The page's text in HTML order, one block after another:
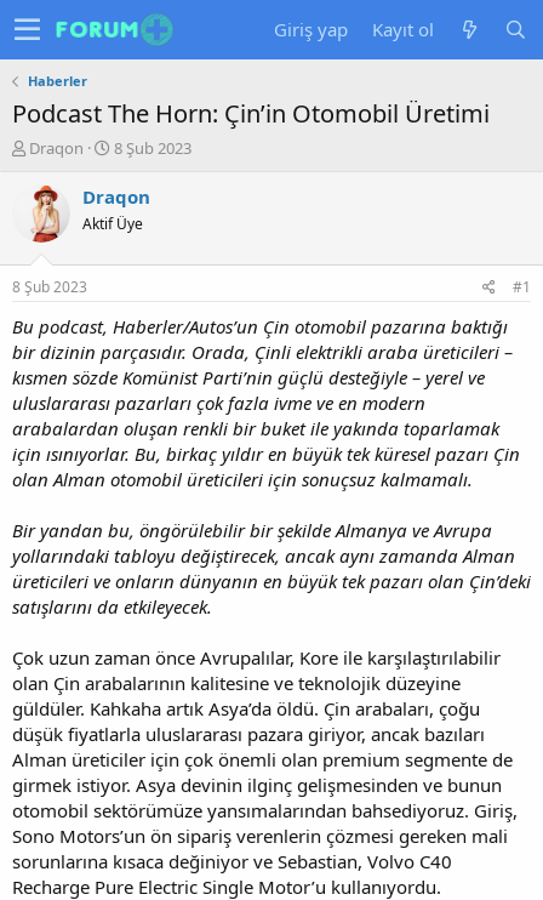
Giriş yap Kayıt ol
Haberler
Podcast The Horn: Çin’in Otomobil Üretimi
K
n
u
y
b
a
ş
a
t
a
n
Draqon
B
ş
l
a
ç
a
r
i
h
i
8 Şub 2023
Draqon
Aktif Üye
8 Şub 2023 #1
Bu podcast, Haberler/Autos’un Çin otomobil pazarına baktığı
bir dizinin parçasıdır. Orada, Çinli elektrikli araba üreticileri –
kısmen sözde Komünist Parti’nin güçlü desteğiyle – yerel ve
uluslararası pazarları çok fazla ivme ve en modern
arabalardan oluşan renkli bir buket ile yakında toparlamak
için ısınıyorlar. Bu, birkaç yıldır en büyük tek küresel pazarı Çin
olan Alman otomobil üreticileri için sonuçsuz kalmamalı.
Bir yandan bu, öngörülebilir bir şekilde Almanya ve Avrupa
yollarındaki tabloyu değiştirecek, ancak aynı zamanda Alman
üreticileri ve onların dünyanın en büyük tek pazarı olan Çin’deki
satışlarını da etkileyecek.
Çok uzun zaman önce Avrupalılar, Kore ile karşılaştırılabilir
olan Çin arabalarının kalitesine ve teknolojik düzeyine
güldüler. Kahkaha artık Asya’da öldü. Çin arabaları, çoğu
düşük fiyatlarla uluslararası pazara giriyor, ancak bazıları
Alman üreticiler için çok önemli olan premium segmente de
girmek istiyor. Asya devinin ilginç gelişmesinden ve bunun
otomobil sektörümüze yansımalarından bahsediyoruz. Giriş,
Sono Motors’un ön sipariş verenlerin çözmesi gereken mali
sorunlarına kısaca değiniyor ve Sebastian, Volvo C40
Recharge Pure Electric Single Motor’u kullanıyordu.